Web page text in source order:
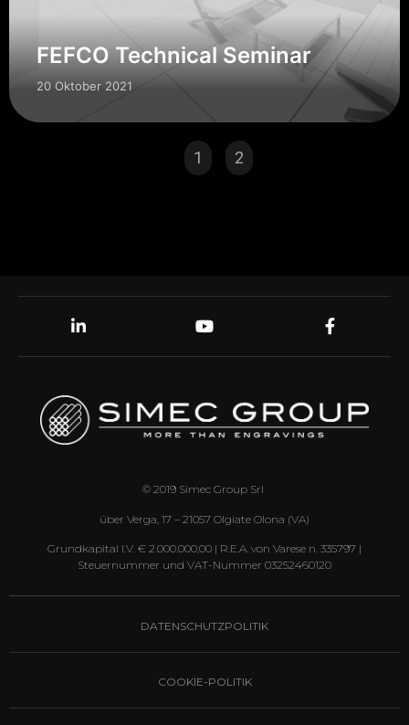
FEFCO Technical Seminar
20 Oktober 2021
1 2
© 2019 Simec Group Srl
über Verga, 17 – 21057 Olgiate Olona (VA)
Grundkapital I.V. € 2.000.000,00 | R.E.A. von Varese n. 335797 |
Steuernummer und VAT-Nummer 03252460120
DATENSCHUTZPOLITIK
COOKIE-POLITIK